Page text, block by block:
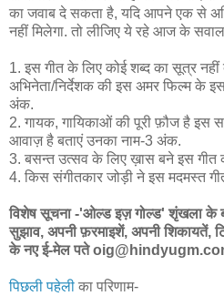
का जवाब दे सकता है, यदि आपने एक से
नहीं मिलेगा. तो लीजिए ये रहे आज के
1. इस गीत के लिए कोई शब्द का सूत्र
अभिनेता/निर्देशक की इस अमर फिल्म के
अंक.
2. गायक, गायिकाओं की पूरी फ़ौज है इस
आवाज़ है बताएं उनका नाम-3 अंक.
3. बसन्त उत्सव के लिए ख़ास बने इस
4. किस संगीतकार जोड़ी ने इस मदमस्त
विशेष सूचना -'ओल्ड इज़ गोल्ड' शृंखला के
सुझाव, अपनी फ़रमाइशें, अपनी शिकायतें,
के नए ई-मेल पते
पिछली पहेली का परिणाम-